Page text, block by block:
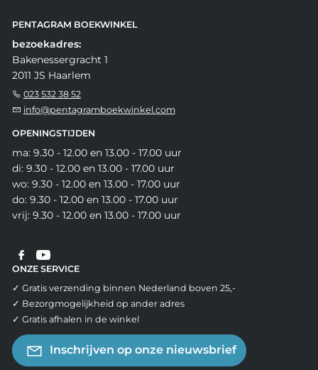
PENTAGRAM BOEKWINKEL
bezoekadres:
Bakenessergracht 1
2011 JS Haarlem
023 532 38 52
info@pentagramboekwinkel.com
OPENINGSTIJDEN
ma: 9.30 - 12.00 en 13.00 - 17.00 uur
di: 9.30 - 12.00 en 13.00 - 17.00 uur
wo: 9.30 - 12.00 en 13.00 - 17.00 uur
do: 9.30 - 12.00 en 13.00 - 17.00 uur
vrij: 9.30 - 12.00 en 13.00 - 17.00 uur
ONZE SERVICE
✓ Gratis verzending binnen Nederland boven 25,-
✓ Bezorgmogelijkheid op ander adres
✓ Gratis afhalen in de winkel
Inschrijven op onze nieuwsbrief